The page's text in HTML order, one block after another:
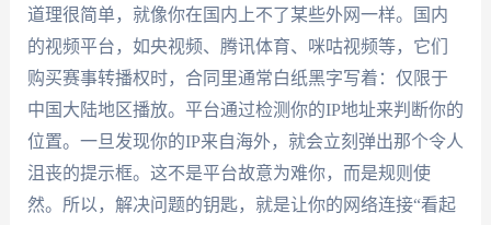
道理很简单，就像你在国内上不了某些外网一样。国内
的视频平台，如央视频、腾讯体育、咪咕视频等，它们
购买赛事转播权时，合同里通常白纸黑字写着：仅限于
中国大陆地区播放。平台通过检测你的IP地址来判断你的
位置。一旦发现你的IP来自海外，就会立刻弹出那个令人
沮丧的提示框。这不是平台故意为难你，而是规则使
然。所以，解决问题的钥匙，就是让你的网络连接“看起